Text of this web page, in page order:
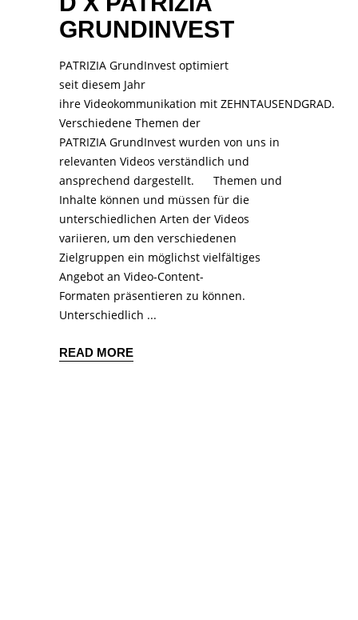
GRUNDINVEST
PATRIZIA GrundInvest optimiert
seit diesem Jahr
ihre Videokommunikation mit ZEHNTAUSENDGRAD.
Verschiedene Themen der
PATRIZIA GrundInvest wurden von uns in
relevanten Videos verständlich und
ansprechend dargestellt. Themen und
Inhalte können und müssen für die
unterschiedlichen Arten der Videos
variieren, um den verschiedenen
Zielgruppen ein möglichst vielfältiges
Angebot an Video-Content-
Formaten präsentieren zu können.
Unterschiedlich
READ MORE